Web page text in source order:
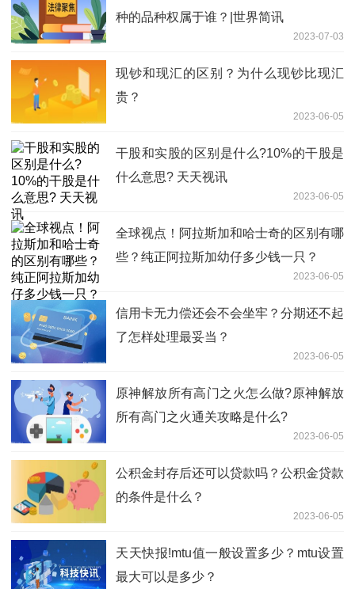
种的品种权属于谁？|世界简讯
2023-07-03
现钞和现汇的区别？为什么现钞比现汇
贵？
2023-06-05
干股和实股的区别是什么?10%的干股是
什么意思? 天天视讯
2023-06-05
全球视点！阿拉斯加和哈士奇的区别有哪
些？纯正阿拉斯加幼仔多少钱一只？
2023-06-05
信用卡无力偿还会不会坐牢？分期还不起
了怎样处理最妥当？
2023-06-05
原神解放所有高门之火怎么做?原神解放
所有高门之火通关攻略是什么?
2023-06-05
公积金封存后还可以贷款吗？公积金贷款
的条件是什么？
2023-06-05
天天快报!mtu值一般设置多少？mtu设置
最大可以是多少？